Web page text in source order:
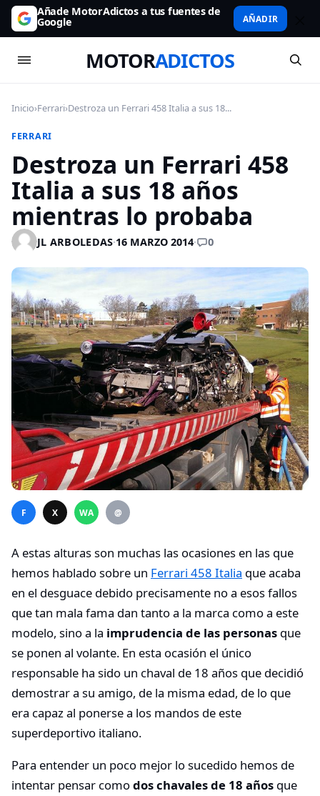
Añade MotorAdictos a tus fuentes de
Google AÑADIR
MOTORADICTOS
Inicio›Ferrari›Destroza un Ferrari 458 Italia a sus 18...
FERRARI
Destroza un Ferrari 458
Italia a sus 18 años
mientras lo probaba
JL ARBOLEDAS·16 MARZO 2014· 0
F X WA @
A estas alturas son muchas las ocasiones en las que
hemos hablado sobre un Ferrari 458 Italia que acaba
en el desguace debido precisamente no a esos fallos
que tan mala fama dan tanto a la marca como a este
modelo, sino a la imprudencia de las personas que
se ponen al volante. En esta ocasión el único
responsable ha sido un chaval de 18 años que decidió
demostrar a su amigo, de la misma edad, de lo que
era capaz al ponerse a los mandos de este
superdeportivo italiano.
Para entender un poco mejor lo sucedido hemos de
intentar pensar comodos chavales de 18 años que